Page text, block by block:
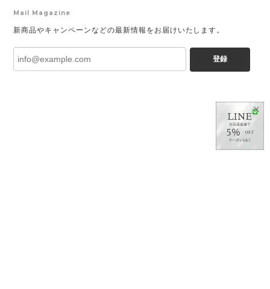
✕
Mail Magazine
新商品やキャンペーンなどの最新情報をお届けいたします。
登録